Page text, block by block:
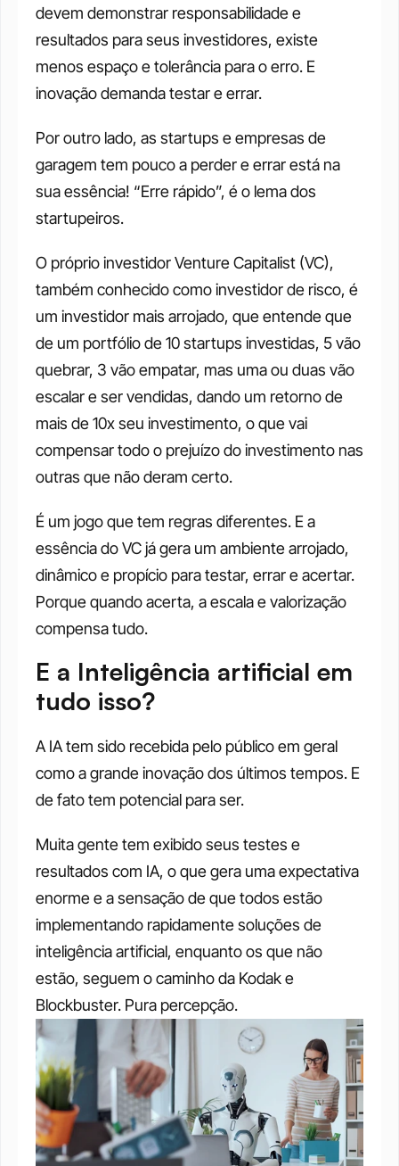
devem demonstrar responsabilidade e
resultados para seus investidores, existe
menos espaço e tolerância para o erro. E
inovação demanda testar e errar.
Por outro lado, as startups e empresas de
garagem tem pouco a perder e errar está na
sua essência! “Erre rápido”, é o lema dos
startupeiros.
O próprio investidor Venture Capitalist (VC),
também conhecido como investidor de risco, é
um investidor mais arrojado, que entende que
de um portfólio de 10 startups investidas, 5 vão
quebrar, 3 vão empatar, mas uma ou duas vão
escalar e ser vendidas, dando um retorno de
mais de 10x seu investimento, o que vai
compensar todo o prejuízo do investimento nas
outras que não deram certo.
É um jogo que tem regras diferentes. E a
essência do VC já gera um ambiente arrojado,
dinâmico e propício para testar, errar e acertar.
Porque quando acerta, a escala e valorização
compensa tudo.
E a Inteligência artificial em
tudo isso?
A IA tem sido recebida pelo público em geral
como a grande inovação dos últimos tempos. E
de fato tem potencial para ser.
Muita gente tem exibido seus testes e
resultados com IA, o que gera uma expectativa
enorme e a sensação de que todos estão
implementando rapidamente soluções de
inteligência artificial, enquanto os que não
estão, seguem o caminho da Kodak e
Blockbuster. Pura percepção.